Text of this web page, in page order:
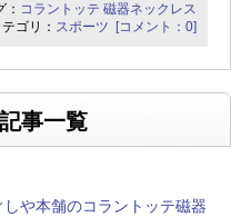
： コラントッテ 磁器ネックレス
ゴリ： スポーツ [コメント：0]
事一覧
や本舗のコラントッテ磁器